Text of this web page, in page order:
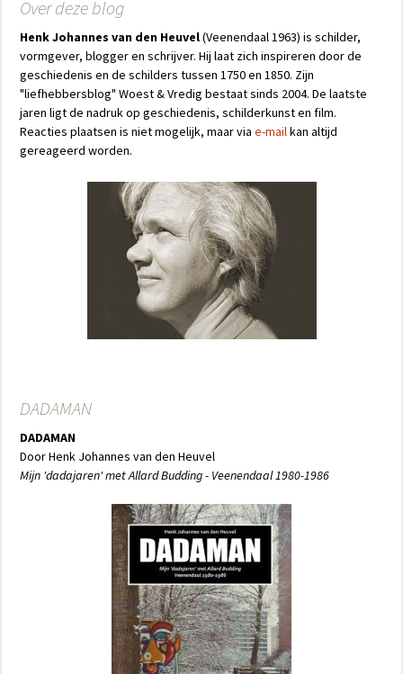
Over deze blog
Henk Johannes van den Heuvel(Veenendaal 1963) is schilder,
vormgever, blogger en schrijver. Hij laat zich inspireren door de
geschiedenis en de schilders tussen 1750 en 1850. Zijn
"liefhebbersblog" Woest & Vredig bestaat sinds 2004. De laatste
jaren ligt de nadruk op geschiedenis, schilderkunst en film.
Reacties plaatsen is niet mogelijk, maar via e-mailkan altijd
gereageerd worden.
DADAMAN
DADAMAN
Door Henk Johannes van den Heuvel
Mijn 'dadajaren' met Allard Budding - Veenendaal 1980-1986